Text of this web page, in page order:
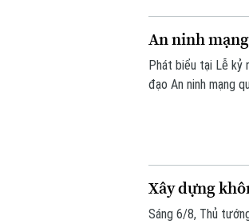
An ninh
Phát biểu tại Lễ kỷ
đạo An ninh mạng
Xây dựng
Sáng 6/8, Thủ